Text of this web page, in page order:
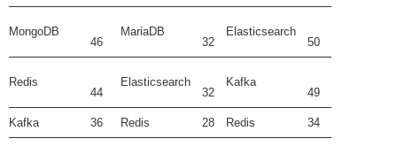
MongoDB
46
MariaDB
32
Elasticsearch
50
Redis
44
Elasticsearch
32
Kafka
49
Kafka 36 Redis 28 Redis 34